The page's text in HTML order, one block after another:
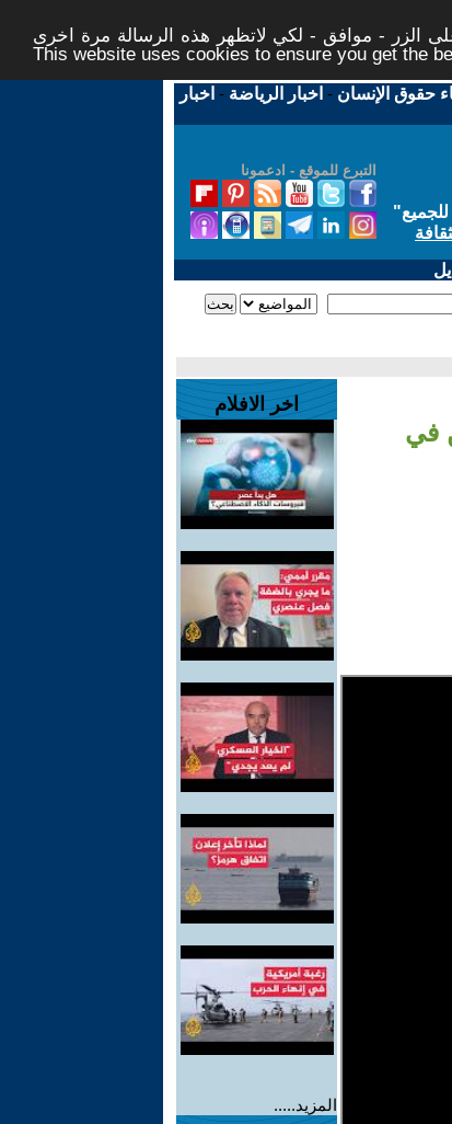
الزر - موافق - لكي لاتظهر هذه الرسالة مرة اخرى -
This website uses cookies to ensure you get the
حقوق الإنسان - اخبار الرياضة - اخبار
التبرع للموقع - ادعمونا
"
في
اخر الافلام
المزيد.....